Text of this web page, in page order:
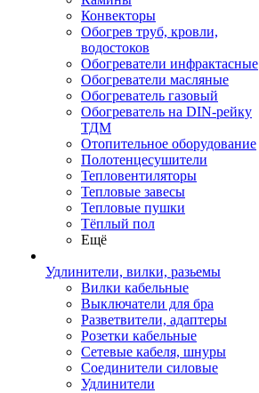
Конвекторы
Обогрев труб, кровли,
водостоков
Обогреватели инфрактасные
Обогреватели масляные
Обогреватель газовый
Обогреватель на DIN-рейку
ТДМ
Отопительное оборудование
Полотенцесушители
Тепловентиляторы
Тепловые завесы
Тепловые пушки
Тёплый пол
Ещё
Удлинители, вилки, разьемы
Вилки кабельные
Выключатели для бра
Разветвители, адаптеры
Розетки кабельные
Сетевые кабеля, шнуры
Соединители силовые
Удлинители